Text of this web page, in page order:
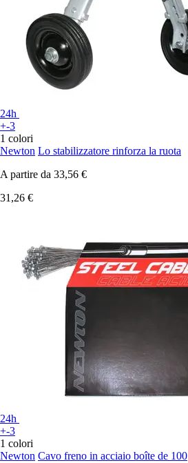
24h
+-3
1 colori
Newton Lo stabilizzatore rinforza la ruota
A partire da 33,56 €
31,26 €
24h
+-3
1 colori
Newton Cavo freno in acciaio boîte de 100